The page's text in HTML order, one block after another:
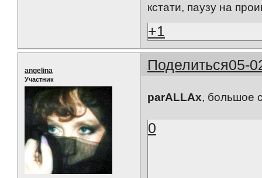
кстати, паузу на
+1
Поделиться05-
angelina
Участник
parALLAx, большое
0